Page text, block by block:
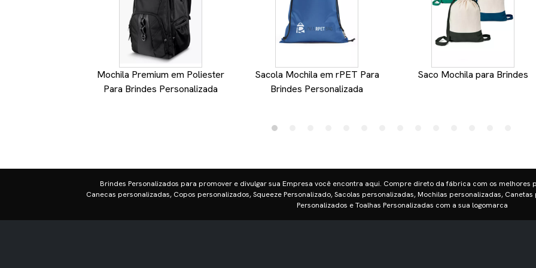
Mochila Premium em Poliester
Para Brindes Personalizada
Sacola Mochila em rPET Para
Brindes Personalizada
Saco Mochila para Brindes
Brindes Personalizados para promover e divulgar sua Empresa você encontra aqui. Compre direto da fábrica com os
Canecas personalizadas, Copos personalizados, Squeeze Personalizado, Sacolas personalizadas, Mochilas personalizadas,
Personalizados e Toalhas Personalizadas com a sua logomarca